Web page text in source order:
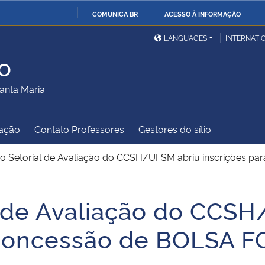
COMUNICA BR ACESSO À INFORMAÇÃO
Ministério da Defesa
Ministério das Relações
Exteriores
Ministério do
Desenvolvimento Regional
Controladoria-Geral da
União
Advocacia-Geral da União Banco Central do Brasil
LANGUAGES
Maria
Contato Professores Gestores do sítio
Setorial de Avaliação do CCSH/UFSM abriu inscrições
Avaliação do
de BOLSA